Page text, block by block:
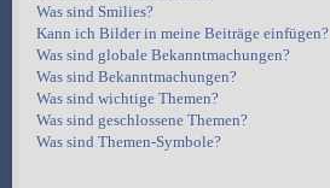
Was sind Smilies?
Kann ich Bilder in meine Beiträge einfügen?
Was sind globale Bekanntmachungen?
Was sind Bekanntmachungen?
Was sind wichtige Themen?
Was sind geschlossene Themen?
Was sind Themen-Symbole?